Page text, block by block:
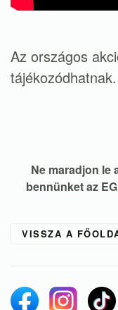
Az országos
tájékozódhatnak.
Ne maradjon le
bennünket az
VISSZA A